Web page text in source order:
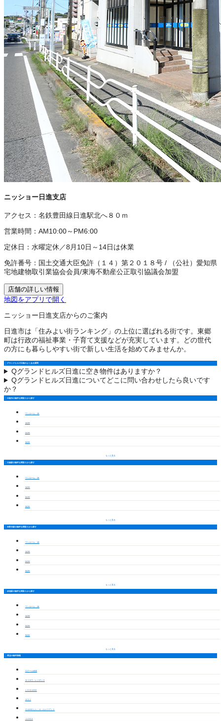
ニッショー日進支店
アクセス： 名鉄豊田線日進駅北へ８０ｍ
営業時間： AM10:00～PM6:00
定休日： 水曜定休／8月10日～14日は休業
免許番号： 国土交通大臣免許（１４）第２０１８号 /
（公社）愛知県
宅地建物取引業協会会員/東海不動産公正取引協議会加盟
店舗の詳しい情報
地図をアプリで開く
ニッショー日進支店からのご案内
日進市は「住みよい街ランキング」の上位に選ばれる街です。東郷
町は行政の福祉事業・子育て支援などが充実しています。どの世代
の方にも暮らしやすい街で新しい生活を始めてみませんか。
グランドヒルズ日進のよくある質問
Qグランドヒルズ日進に空き物件はありますか？
Qグランドヒルズ日進についてどこに問い合わせしたら良いです
か？
日進市の物件を間取りから探す
ワンルーム・1K
1LDK
2LDK
3LDK
もっと見る
日進駅の物件を間取りから探す
ワンルーム・1K
1LDK
2LDK
3LDK
もっと見る
米野木駅の物件を間取りから探す
ワンルーム・1K
1LDK
2LDK
3LDK
もっと見る
赤池駅の物件を間取りから探す
ワンルーム・1K
1LDK
2LDK
3LDK
もっと見る
周辺の物件情報
ロアール赤池
タイヨウ・レジデンス
ＬＥＧＡＭＥ
サライ
ＣＡＭＥＬＬｉＡ（カメリア）１
コスモⅡ